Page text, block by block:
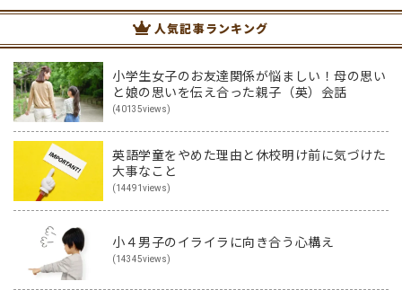
人気記事ランキング
小学生女子のお友達関係が悩ましい！母の思い
と娘の思いを伝え合った親子（英）会話
(40135views)
英語学童をやめた理由と休校明け前に気づけた
大事なこと
(14491views)
小４男子のイライラに向き合う心構え
(14345views)